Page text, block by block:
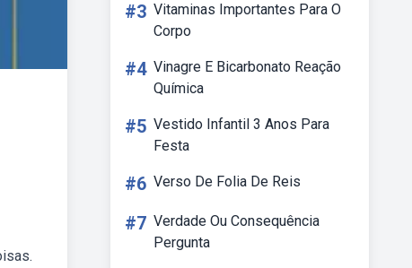
#3 Vitaminas Importantes Para O
Corpo
#4 Vinagre E Bicarbonato Reação
Química
#5 Vestido Infantil 3 Anos Para
Festa
#6 Verso De Folia De Reis
#7 Verdade Ou Consequência
Pergunta